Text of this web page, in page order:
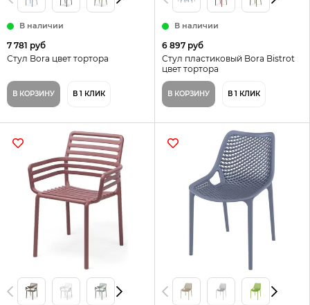
В наличии
7 781 руб
Стул Bora цвет тортора
В КОРЗИНУ В 1 КЛИК
В наличии
6 897 руб
Стул пластиковый Bora Bistrot
цвет тортора
В КОРЗИНУ В 1 КЛИК